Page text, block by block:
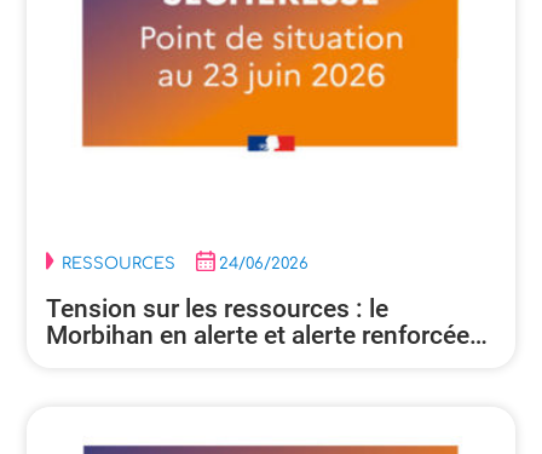
RESSOURCES 24/06/2026
Tension sur les ressources : le
Morbihan en alerte et alerte renforcée…